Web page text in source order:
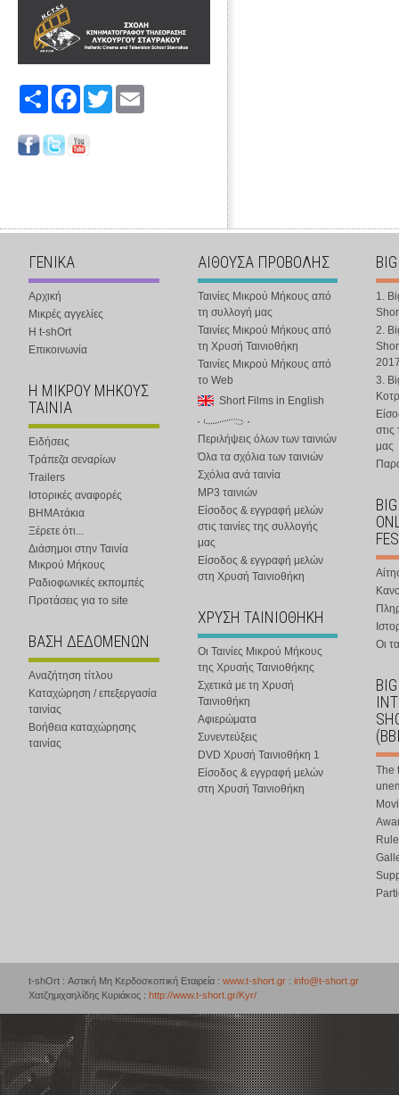
Share FacebookTwitter
ΓΕΝΙΚΑ
Αρχική
Μικρές αγγελίες
Η t-shOrt
Επικοινωνία
Η ΜΙΚΡΟΥ ΜΗΚΟΥΣ
ΤΑΙΝΙΑ
Ειδήσεις
Τράπεζα σεναρίων
Trailers
Ιστορικές αναφορές
ΒΗΜΑτάκια
Ξέρετε ότι...
Διάσημοι στην Ταινία
Μικρού Μήκους
Ραδιοφωνικές εκπομπές
Προτάσεις για το site
ΒΑΣΗ ΔΕΔΟΜΕΝΩΝ
Αναζήτηση τίτλου
Καταχώρηση / επεξεργασία
ταινίας
Βοήθεια καταχώρησης
ταινίας
ΑΙΘΟΥΣΑ ΠΡΟΒΟΛΗΣ
Ταινίες Μικρού Μήκους από
τη συλλογή μας
Ταινίες Μικρού Μήκους από
τη Χρυσή Ταινιοθήκη
Ταινίες Μικρού Μήκους από
το Web
Short Films in English
Περιλήψεις όλων των ταινιών
Όλα τα σχόλια των ταινιών
Σχόλια ανά ταινία
MP3 ταινιών
Είσοδος & εγγραφή μελών
στις ταινίες της συλλογής
μας
Είσοδος & εγγραφή μελών
στη Χρυσή Ταινιοθήκη
ΧΡΥΣΗ ΤΑΙΝΙΟΘΗΚΗ
Οι Ταινίες Μικρού Μήκους
της Χρυσής Ταινιοθήκης
Σχετικά με τη Χρυσή
Ταινιοθήκη
Αφιερώματα
Συνεντεύξεις
DVD Χρυσή Ταινιοθήκη 1
Είσοδος & εγγραφή μελών
στη Χρυσή Ταινιοθήκη
1.
2.
3.
στις
μας
Οι
The
t-shOrt : Αστική Μη Κερδοσκοπική Εταιρεία : www.t-short.gr : info@t-short.gr
Χατζημιχαηλίδης Κυριάκος : http://www.t-short.gr/Kyr/